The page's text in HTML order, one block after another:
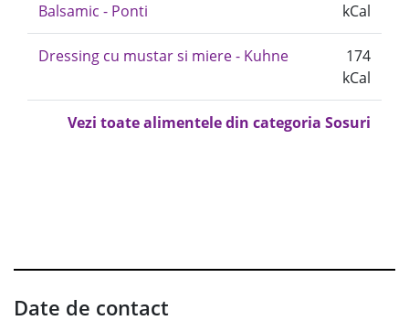
Balsamic - Ponti
kCal
Dressing cu mustar si miere - Kuhne
174
kCal
Vezi toate alimentele din categoria Sosuri
Date de contact